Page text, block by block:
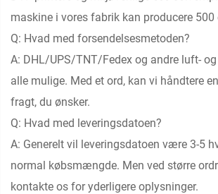
maskine i vores fabrik kan producere 500
Q: Hvad med forsendelsesmetoden?
A: DHL/UPS/TNT/Fedex og andre luft-
alle mulige. Med et ord, kan vi håndtere
fragt, du ønsker.
Q: Hvad med leveringsdatoen?
A: Generelt vil leveringsdatoen være 3-5
normal købsmængde. Men ved større
kontakte os for yderligere oplysninger.